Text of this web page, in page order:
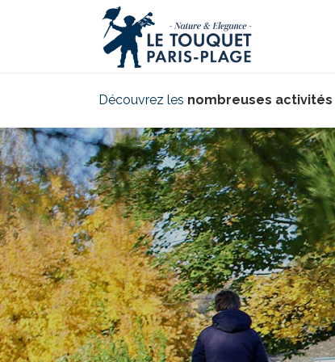
Découvrez les nombreuses activités